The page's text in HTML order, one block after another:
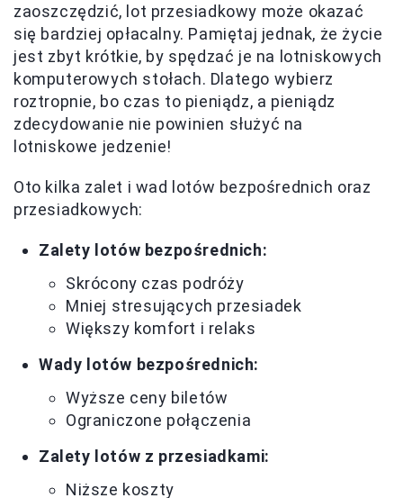
zaoszczędzić, lot przesiadkowy może okazać
się bardziej opłacalny. Pamiętaj jednak, że życie
jest zbyt krótkie, by spędzać je na lotniskowych
komputerowych stołach. Dlatego wybierz
roztropnie, bo czas to pieniądz, a pieniądz
zdecydowanie nie powinien służyć na
lotniskowe jedzenie!
Oto kilka zalet i wad lotów bezpośrednich oraz
przesiadkowych:
Zalety lotów bezpośrednich:
Skrócony czas podróży
Mniej stresujących przesiadek
Większy komfort i relaks
Wady lotów bezpośrednich:
Wyższe ceny biletów
Ograniczone połączenia
Zalety lotów z przesiadkami:
Niższe koszty